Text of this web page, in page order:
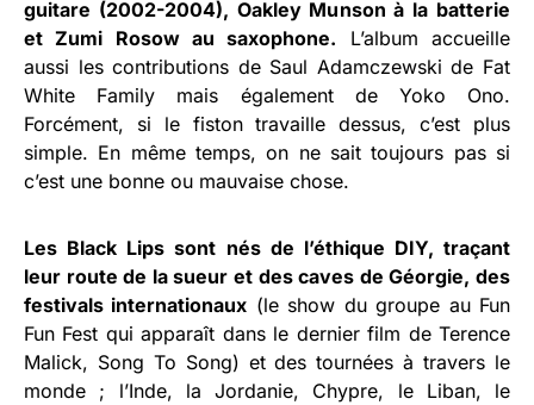
guitare (2002-2004), Oakley Munson à la batterie
et Zumi Rosow au saxophone. L’album accueille
aussi les contributions de Saul Adamczewski de Fat
White Family mais également de Yoko Ono.
Forcément, si le fiston travaille dessus, c’est plus
simple. En même temps, on ne sait toujours pas si
c’est une bonne ou mauvaise chose.
Les Black Lips sont nés de l’éthique DIY, traçant
leur route de la sueur et des caves de Géorgie, des
festivals internationaux (le show du groupe au Fun
Fun Fest qui apparaît dans le dernier film de Terence
Malick, Song To Song) et des tournées à travers le
monde ; l’Inde, la Jordanie, Chypre, le Liban, le